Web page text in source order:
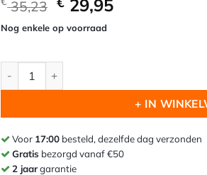
35,23
prijs
was:
29,95
Nog enkele op voorraad
+ IN
Toevoegen aan favorieten